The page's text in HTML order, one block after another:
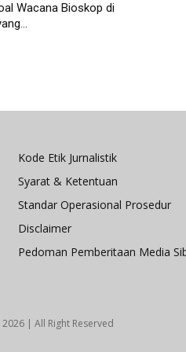
Wacana Bioskop di
Kode Etik Jurnalistik
Syarat & Ketentuan
Standar Operasional Prosedur
Disclaimer
Pedoman Pemberitaan Media
2026 | All Right Reserved